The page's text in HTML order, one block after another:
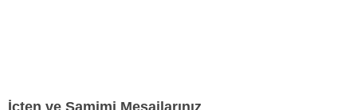
İçten ve Samimi Mesajlarınız